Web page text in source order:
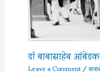
डॉ बाबासाहेब
Leave a Comment/